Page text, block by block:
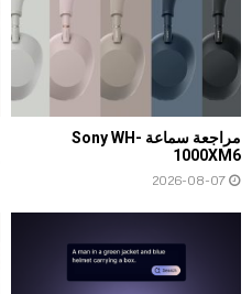
مراجعة سماعة Sony WH-
1000XM6
2026-08-07